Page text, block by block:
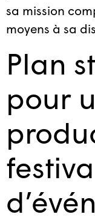
sa mission
moyens à sa
Plan
pour